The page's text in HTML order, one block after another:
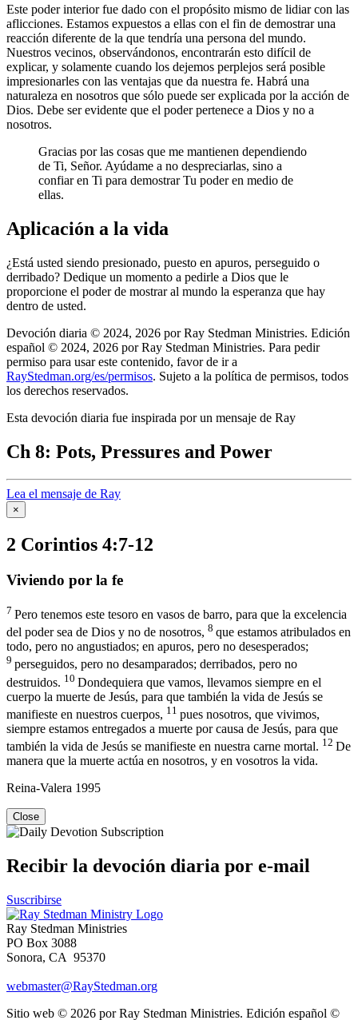
Este poder interior fue dado con el propósito mismo de lidiar con las
aflicciones. Estamos expuestos a ellas con el fin de demostrar una
reacción diferente de la que tendría una persona del mundo.
Nuestros vecinos, observándonos, encontrarán esto difícil de
explicar, y solamente cuando los dejemos perplejos será posible
impresionarles con las ventajas que da nuestra fe. Habrá una
naturaleza en nosotros que sólo puede ser explicada por la acción de
Dios. Debe ser evidente que el poder pertenece a Dios y no a
nosotros.
Gracias por las cosas que me mantienen dependiendo
de Ti, Señor. Ayúdame a no despreciarlas, sino a
confiar en Ti para demostrar Tu poder en medio de
ellas.
Aplicación a la vida
¿Está usted siendo presionado, puesto en apuros, perseguido o
derribado? Dedique un momento a pedirle a Dios que le
proporcione el poder de mostrar al mundo la esperanza que hay
dentro de usted.
Devoción diaria © 2024, 2026 por Ray Stedman Ministries. Edición
español © 2024, 2026 por Ray Stedman Ministries. Para pedir
permiso para usar este contenido, favor de ir a
RayStedman.org/es/permisos. Sujeto a la política de permisos, todos
los derechos reservados.
Esta devoción diaria fue inspirada por un mensaje de Ray
Ch 8: Pots, Pressures and Power
Lea el mensaje de Ray
×
2 Corintios 4:7-12
Viviendo por la fe
7 Pero tenemos este tesoro en vasos de barro, para que la excelencia
del poder sea de Dios y no de nosotros, 8 que estamos atribulados en
todo, pero no angustiados; en apuros, pero no desesperados;
9 perseguidos, pero no desamparados; derribados, pero no
destruidos. 10 Dondequiera que vamos, llevamos siempre en el
cuerpo la muerte de Jesús, para que también la vida de Jesús se
manifieste en nuestros cuerpos, 11 pues nosotros, que vivimos,
siempre estamos entregados a muerte por causa de Jesús, para que
también la vida de Jesús se manifieste en nuestra carne mortal. 12 De
manera que la muerte actúa en nosotros, y en vosotros la vida.
Reina-Valera 1995
Close
Recibir la devoción diaria por e-mail
Suscribirse
Ray Stedman Ministries
PO Box 3088
Sonora, CA 95370
webmaster@RayStedman.org
Sitio web © 2026 por Ray Stedman Ministries. Edición español ©